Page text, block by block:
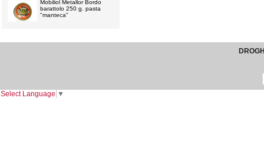
Mobiliol Metallor Bordo
barattolo 250 g. pasta
"manteca"
Select Language ▼